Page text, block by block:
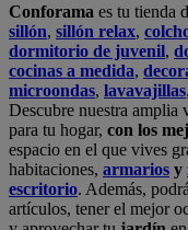
Conforama es tu tienda
sillón, sillón relax,
dormitorio de juvenil,
cocinas a medida,
microondas, lavavajillas,
Descubre nuestra amplia
para tu hogar, con los
espacio en el que vives
habitaciones, armarios y
escritorio. Además,
artículos, tener el mejor